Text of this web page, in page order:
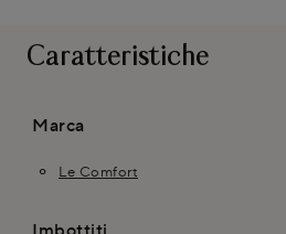
Caratteristiche
Marca
Le Comfort
Imbottiti